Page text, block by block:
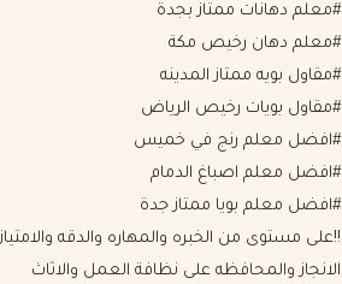
#معلم دهانات ممتاز بجدة
#معلم دهان رخيص مكة
#مقاول بويه ممتاز المدينه
#مقاول بويات رخيص الرياض
#افضل معلم رنج في خميس
#افضل معلم اصباغ الدمام
#افضل معلم بويا ممتاز جدة
!!على مستوى من الخبره والمهاره والدقه
اﻻنجاز والمحافظه على نظافة العمل واﻻثاث